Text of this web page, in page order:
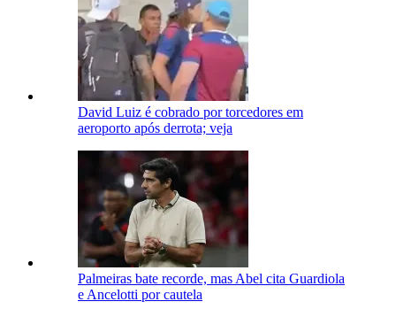
David Luiz é cobrado por torcedores em
aeroporto após derrota; veja
Palmeiras bate recorde, mas Abel cita Guardiola
e Ancelotti por cautela